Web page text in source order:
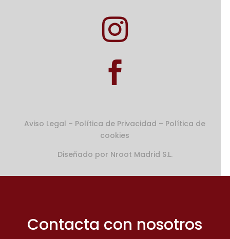


Aviso Legal – Política de Privacidad – Política de
cookies
Diseñado por Nroot Madrid S.L.
Contacta con nosotros